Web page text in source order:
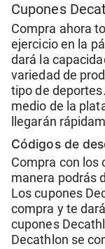
Cupones
Compra ahora
ejercicio en la
dará la
variedad de
tipo de
medio de la
llegarán
Códigos de
Compra con los
manera podrás
Los cupones
compra y te
cupones
Decathlon se